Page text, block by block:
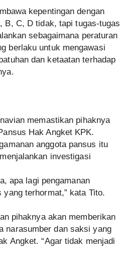
kepentingan dengan
B, C, D tidak, tapi tugas-tugas
sebagaimana peraturan
berlaku untuk mengawasi
dan ketaatan terhadap
memastikan pihaknya
Hak Angket KPK.
anggota pansus itu
investigasi
apa lagi pengamanan
yang terhormat,” kata Tito.
pihaknya akan memberikan
narasumber dan saksi yang
Angket. “Agar tidak menjadi